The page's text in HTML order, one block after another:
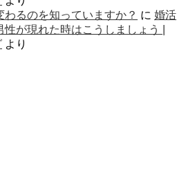
るのを知っていますか？ に 婚活
が現れた時はこうしましょう |
より